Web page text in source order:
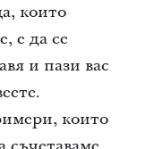
които
е да се
и пази вас
които